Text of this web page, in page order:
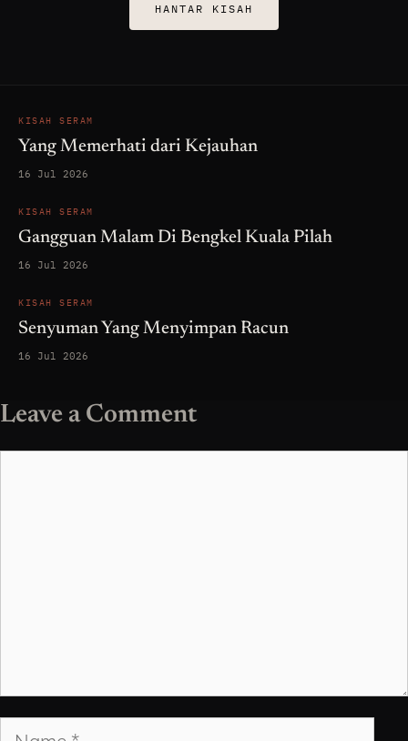
HANTAR KISAH
KISAH SERAM
Yang Memerhati dari Kejauhan
16 Jul 2026
KISAH SERAM
Gangguan Malam Di Bengkel Kuala Pilah
16 Jul 2026
KISAH SERAM
Senyuman Yang Menyimpan Racun
16 Jul 2026
Leave a Comment
Name